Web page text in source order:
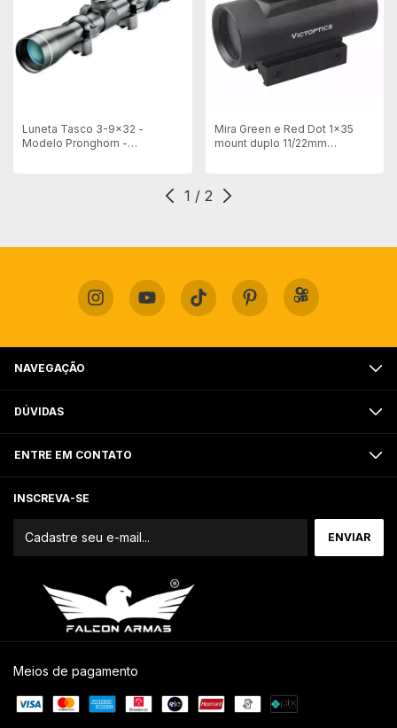
Luneta Tasco 3-9x32 -
Modelo Pronghorn -
Mira Green e Red Dot 1×35
mount duplo 11/22mm
1 / 2
NAVEGAÇÃO
DÚVIDAS
ENTRE EM CONTATO
INSCREVA-SE
Meios de pagamento